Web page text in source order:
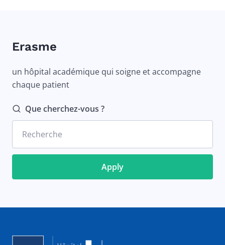
Erasme
un hôpital académique qui soigne et accompagne
chaque patient
Que cherchez-vous ?
Recherche